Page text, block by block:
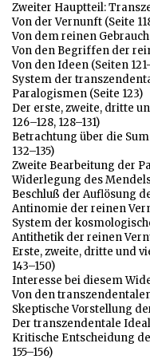
Zweiter Hauptteil:
Von der Vernunft (Seite
Von dem reinen
Von den Begriffen der
Von den Ideen (Seiten
System der
Paralogismen (Seite 123)
Der erste, zweite, dritte
126–128, 128–131)
Betrachtung über die
132–135)
Zweite Bearbeitung der
Widerlegung des
Beschluß der Auflösung
Antinomie der reinen
System der
Antithetik der reinen
Erste, zweite, dritte und
143–150)
Interesse bei diesem
Von den
Skeptische Vorstellung
Der transzendentale
Kritische Entscheidung
155–156)